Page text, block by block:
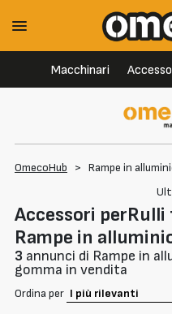
Macchinari
OmecoHub > Rampe in
Accessori
Rampe in
3 annunci di Rampe in
gomma in vendita
Ordina per